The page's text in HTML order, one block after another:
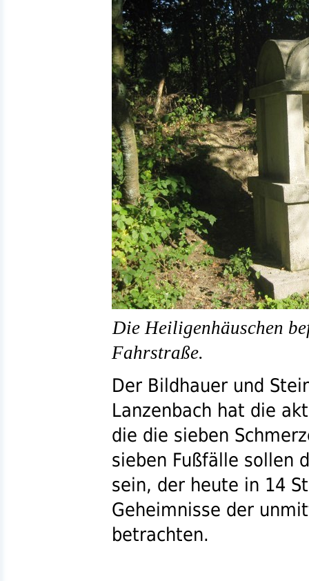
Die Heiligenhäuschen
Fahrstraße.
Der Bildhauer und
Lanzenbach hat die
die die sieben
sieben Fußfälle sollen
sein, der heute in 14
Geheimnisse der
betrachten.